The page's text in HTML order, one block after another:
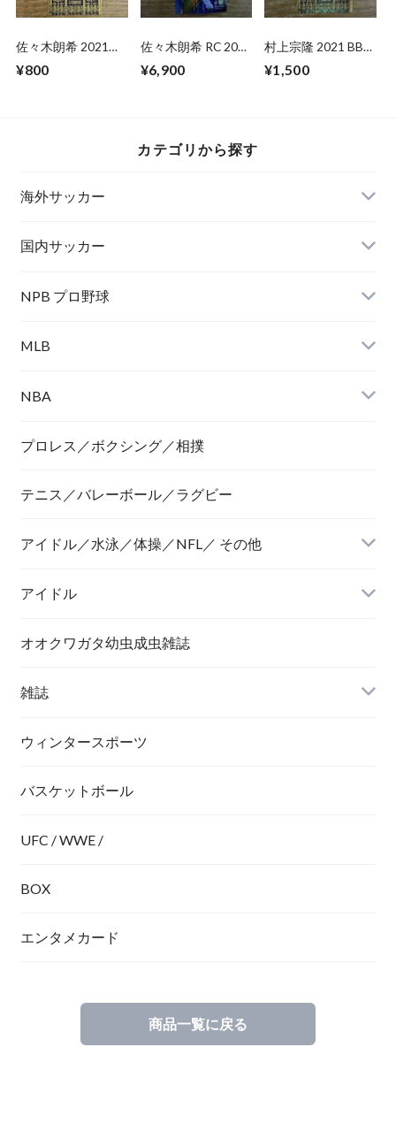
佐々木朗希 2021
¥800
佐々木朗希 RC 2020
¥6,900
村上宗隆 2021 BBM
¥1,500
カテゴリから探す
海外サッカー
国内サッカー
NPB プロ野球
MLB
NBA
プロレス／ボクシング／相撲
テニス／バレーボール／ラグビー
アイドル／水泳／体操／NFL／ その他
アイドル
オオクワガタ幼虫成虫雑誌
雑誌
ウィンタースポーツ
バスケットボール
UFC / WWE /
BOX
エンタメカード
商品一覧に戻る